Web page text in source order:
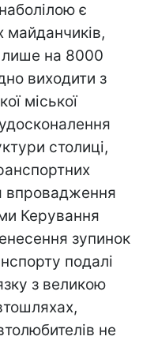
є
майданчиків,
лише на 8000
виходити з
міської
столиці,
впровадження
Керування
зупинок
подалі
з великою
не